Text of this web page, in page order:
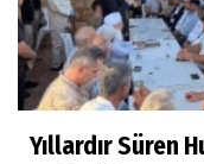
Yıllardır Süren